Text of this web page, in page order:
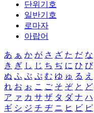
단위기호
일반기호
로마자
아랍어
あ ぁ か が さ ざ た だ な
き ぎ し じ ち ぢ に ひ び
ぬ ふ ぶ ぷ む ゆ ゅ る え
れ お ぉ こ ご そ ぞ と ど
ア ァ カ サ ザ タ ダ ナ ハ
ギ シ ジ チ ヂ ニ ヒ ビ ピ